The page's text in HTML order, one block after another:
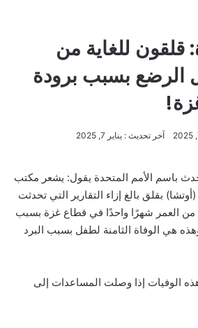
قلقون للغاية من
الرضع بسبب برودة
آخر تحديث : يناير 7, 2025
باسم الأمم المتحدة يقول: يشعر مكتب
بقلق بالغ إزاء التقارير التي تحدثت
العمر شهرًا واحدًا في قطاع غزة بسبب
هي الوفاة الثامنة لطفل بسبب البرد
الوفيات إذا وصلت المساعدات إلى